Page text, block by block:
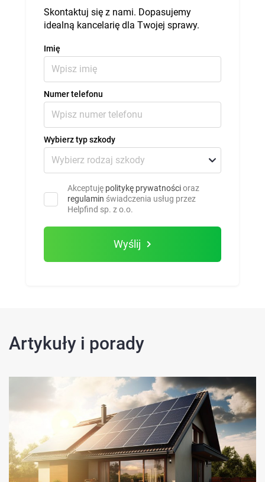
Skontaktuj się z nami. Dopasujemy
idealną kancelarię dla Twojej sprawy.
Imię
Numer telefonu
Wybierz typ szkody
Akceptuję politykę prywatnościoraz
regulamin świadczenia usług przez
Helpfind sp. z o.o.
Wyślij
Artykuły i porady